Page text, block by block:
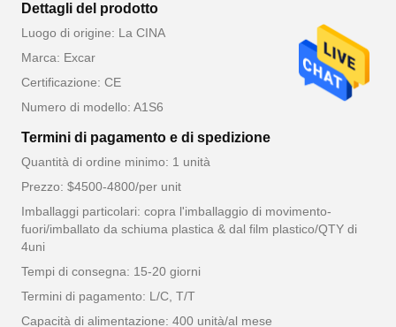
Dettagli del prodotto
Luogo di origine: La CINA
Marca: Excar
Certificazione: CE
Numero di modello: A1S6
Termini di pagamento e di spedizione
Quantità di ordine minimo: 1 unità
Prezzo: $4500-4800/per unit
Imballaggi particolari: copra l'imballaggio di movimento-
fuori/imballato da schiuma plastica & dal film plastico/QTY di
4uni
Tempi di consegna: 15-20 giorni
Termini di pagamento: L/C, T/T
Capacità di alimentazione: 400 unità/al mese